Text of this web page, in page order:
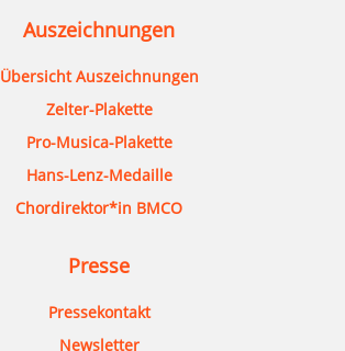
Auszeichnungen
Übersicht Auszeichnungen
Zelter-Plakette
Pro-Musica-Plakette
Hans-Lenz-Medaille
Chordirektor*in BMCO
Presse
Pressekontakt
Newsletter